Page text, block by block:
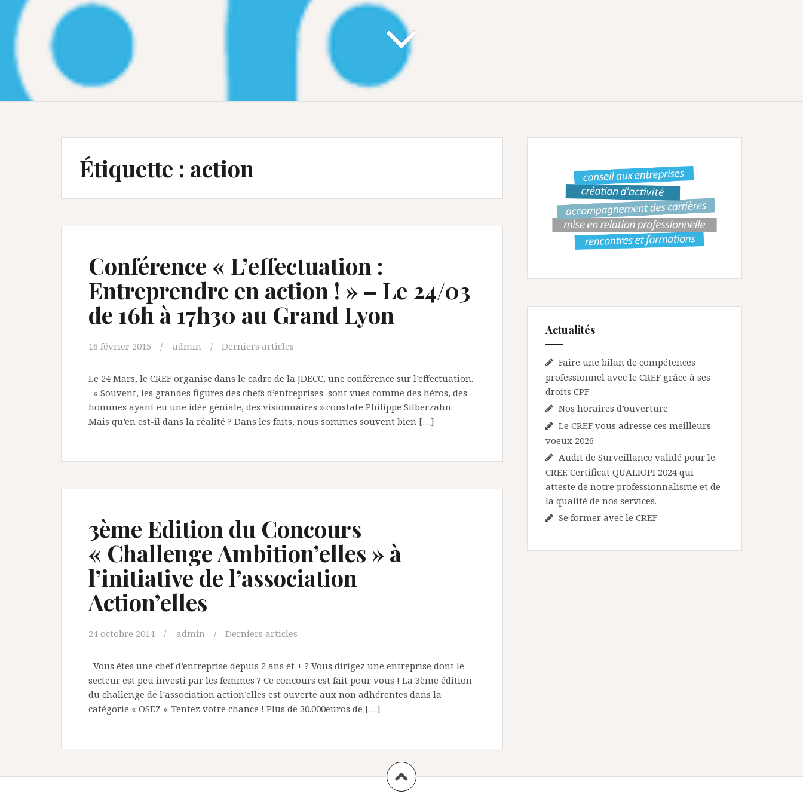
Étiquette : action
Conférence « L’effectuation :
Entreprendre en action ! » – Le 24/03
de 16h à 17h30 au Grand Lyon
16 février 2015 admin Derniers articles
Le 24 Mars, le CREF organise dans le cadre de la JDECC, une conférence sur l’effectuation.
« Souvent, les grandes figures des chefs d’entreprises sont vues comme des héros, des
hommes ayant eu une idée géniale, des visionnaires » constate Philippe Silberzahn.
Mais qu’en est-il dans la réalité ? Dans les faits, nous sommes souvent bien […]
3ème Edition du Concours
« Challenge Ambition’elles » à
l’initiative de l’association
Action’elles
24 octobre 2014 admin Derniers articles
Vous êtes une chef d’entreprise depuis 2 ans et + ? Vous dirigez une entreprise dont le
secteur est peu investi par les femmes ? Ce concours est fait pour vous ! La 3ème édition
du challenge de l’association action’elles est ouverte aux non adhérentes dans la
catégorie « OSEZ ». Tentez votre chance ! Plus de 30.000euros de […]
Actualités
Faire une bilan de compétences
professionnel avec le CREF grâce à ses
droits CPF
Nos horaires d’ouverture
Le CREF vous adresse ces meilleurs
voeux 2026
Audit de Surveillance validé pour le
CREF. Certificat QUALIOPI 2024 qui
atteste de notre professionnalisme et de
la qualité de nos services.
Se former avec le CREF